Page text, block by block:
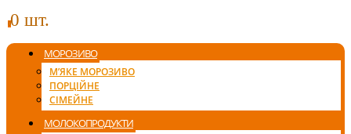
00 шт.
МОРОЗИВО
М’ЯКЕ МОРОЗИВО
ПОРЦІЙНЕ
СІМЕЙНЕ
МОЛОКОПРОДУКТИ